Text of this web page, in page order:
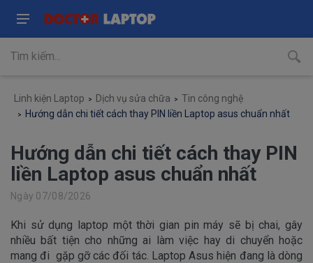
Linh kiện Laptop Dịch vụ sửa chữa
Tin công nghệ
Hướng dẫn chi tiết cách thay PIN liền Laptop asus chuẩn nhất
Hướng dẫn chi tiết cách thay PIN
liền Laptop asus chuẩn nhất
Ngày 07/08/2026
Khi sử dụng laptop một thời gian pin máy sẽ bị chai, gây
nhiều bất tiện cho những ai làm việc hay di chuyển hoặc
mang đi gặp gỡ các đối tác. Laptop Asus hiện đang là dòng